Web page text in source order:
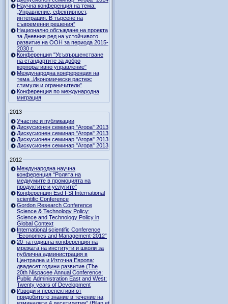
Научна конференция на тема:
„Управление, ефективност,
интеграция. В търсене на
съвременни решения”
Национално обсъждане на проекта
за Дневния ред на устойчивото
развитие на ООН за периода 2015-
2030 г.
Конференция "Усъвършенстване
на стандартите за добро
корпоративно управление"
Международна конференция на
тема „Икономически растеж:
стимули и ограничители”
Конференция по международна
миграция
2013
Участие и публикации
Дискусионен семинар "Агора" 2013
Дискусионен семинар "Агора" 2013
Дискусионен семинар "Агора" 2013
Дискусионен семинар "Агора" 2013
2012
Международна научна
конференция “Ролята на
медиумите в промоцията на
продуктите и услугите"
Конференция Esd I-St International
scientific Conference
Gordon Research Сonference
Science & Technology Policy:
Science and Technology Policy in
Global Context
International scientific Conference
“Economics and Management-2012”
20-та годишна конференция на
мрежата на институти и школи за
публична администрация в
Централна и Източна Европа:
двадесет години развитие (The
20th Nispacee Annual Conference:
Public Administration East and West:
Twenty years of Development
Изводи и перспективи от
придобитото знание в течение на